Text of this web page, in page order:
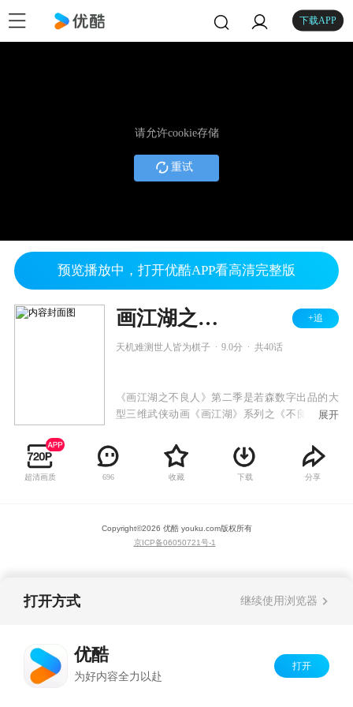
下载APP
请允许cookie存储
重试
预览播放中，打开优酷APP看高清完整版
画江湖之不良人 第二季 +追
天机难测世人皆为棋子 9.0分 共40话
《画江湖之不良人》第二季是若森数字出品的大
型三维武侠动画《画江湖》系列之《不良人》的
教、通文馆、幻音坊、天师府等江湖势力闻风而
动！问诸王，谁能扬刀立马号令天下！大唐遗孤
李星云这个龙泉宝藏的关键人物，是再造大唐盛
人》第二季继续为你演绎浪漫而辉煌的中国式传
奇武侠！
展开
超清画质 696 收藏 下载 分享
Copyright©2026 优酷 youku.com版权所有
京ICP备06050721号-1
打开方式 继续使用浏览器
优酷
为好内容全力以赴
打开